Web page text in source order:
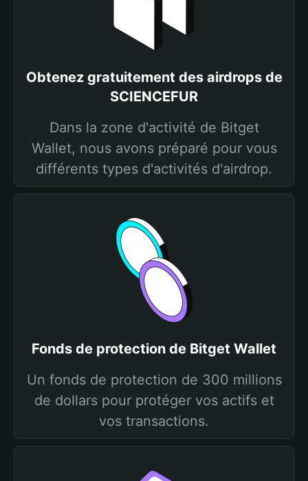
Obtenez gratuitement des airdrops de
SCIENCEFUR
Dans la zone d'activité de Bitget
Wallet, nous avons préparé pour vous
différents types d'activités d'airdrop.
Fonds de protection de Bitget Wallet
Un fonds de protection de 300 millions
de dollars pour protéger vos actifs et
vos transactions.